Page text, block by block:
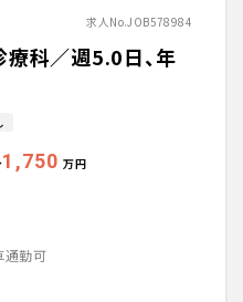
求人No.JOB578984
療科／週5.0日、年
1,750 万円
勤可